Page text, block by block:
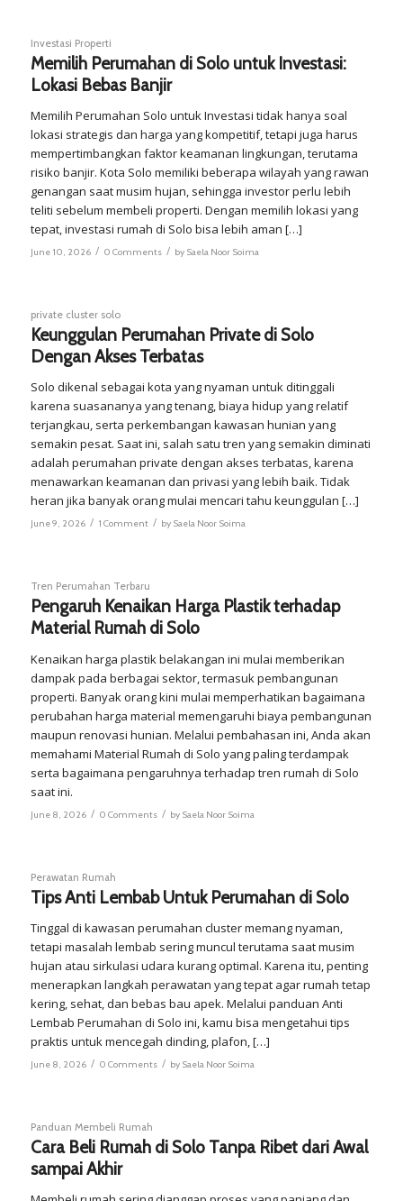
Investasi Properti
Memilih Perumahan di Solo untuk Investasi:
Lokasi Bebas Banjir
Memilih Perumahan Solo untuk Investasi tidak hanya soal
lokasi strategis dan harga yang kompetitif, tetapi juga harus
mempertimbangkan faktor keamanan lingkungan, terutama
risiko banjir. Kota Solo memiliki beberapa wilayah yang rawan
genangan saat musim hujan, sehingga investor perlu lebih
teliti sebelum membeli properti. Dengan memilih lokasi yang
tepat, investasi rumah di Solo bisa lebih aman […]
June 10, 2026 / 0 Comments / by Saela Noor Soima
private cluster solo
Keunggulan Perumahan Private di Solo
Dengan Akses Terbatas
Solo dikenal sebagai kota yang nyaman untuk ditinggali
karena suasananya yang tenang, biaya hidup yang relatif
terjangkau, serta perkembangan kawasan hunian yang
semakin pesat. Saat ini, salah satu tren yang semakin diminati
adalah perumahan private dengan akses terbatas, karena
menawarkan keamanan dan privasi yang lebih baik. Tidak
heran jika banyak orang mulai mencari tahu keunggulan […]
June 9, 2026 / 1 Comment / by Saela Noor Soima
Tren Perumahan Terbaru
Pengaruh Kenaikan Harga Plastik terhadap
Material Rumah di Solo
Kenaikan harga plastik belakangan ini mulai memberikan
dampak pada berbagai sektor, termasuk pembangunan
properti. Banyak orang kini mulai memperhatikan bagaimana
perubahan harga material memengaruhi biaya pembangunan
maupun renovasi hunian. Melalui pembahasan ini, Anda akan
memahami Material Rumah di Solo yang paling terdampak
serta bagaimana pengaruhnya terhadap tren rumah di Solo
saat ini.
June 8, 2026 / 0 Comments / by Saela Noor Soima
Perawatan Rumah
Tips Anti Lembab Untuk Perumahan di Solo
Tinggal di kawasan perumahan cluster memang nyaman,
tetapi masalah lembab sering muncul terutama saat musim
hujan atau sirkulasi udara kurang optimal. Karena itu, penting
menerapkan langkah perawatan yang tepat agar rumah tetap
kering, sehat, dan bebas bau apek. Melalui panduan Anti
Lembab Perumahan di Solo ini, kamu bisa mengetahui tips
praktis untuk mencegah dinding, plafon, […]
June 8, 2026 / 0 Comments / by Saela Noor Soima
Panduan Membeli Rumah
Cara Beli Rumah di Solo Tanpa Ribet dari Awal
sampai Akhir